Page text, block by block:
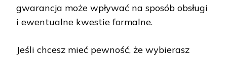
gwarancja może wpływać na sposób obsługi
i ewentualne kwestie formalne.
Jeśli chcesz mieć pewność, że wybierasz